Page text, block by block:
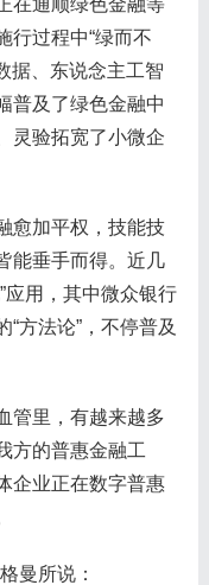
行过程中“绿而不
据、东说念主工智
普及了绿色金融中
灵验拓宽了小微企
愈加平权，技能技
能垂手而得。近几
应用，其中微众银行
方法论”，不停普及
管里，有越来越多
方的普惠金融工
企业正在数字普惠
曼所说：